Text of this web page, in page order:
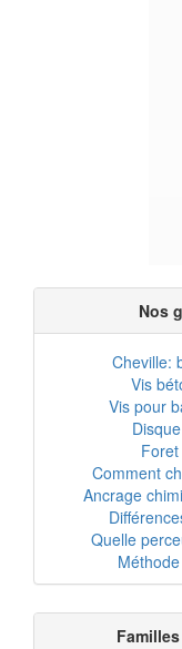
Nos
Cheville:
Vis
Vis pour
Comment
Ancrage
Quelle